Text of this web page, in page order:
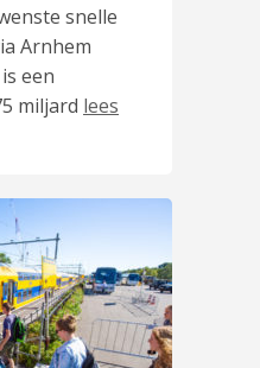
snelle
Arnhem
een
miljard lees